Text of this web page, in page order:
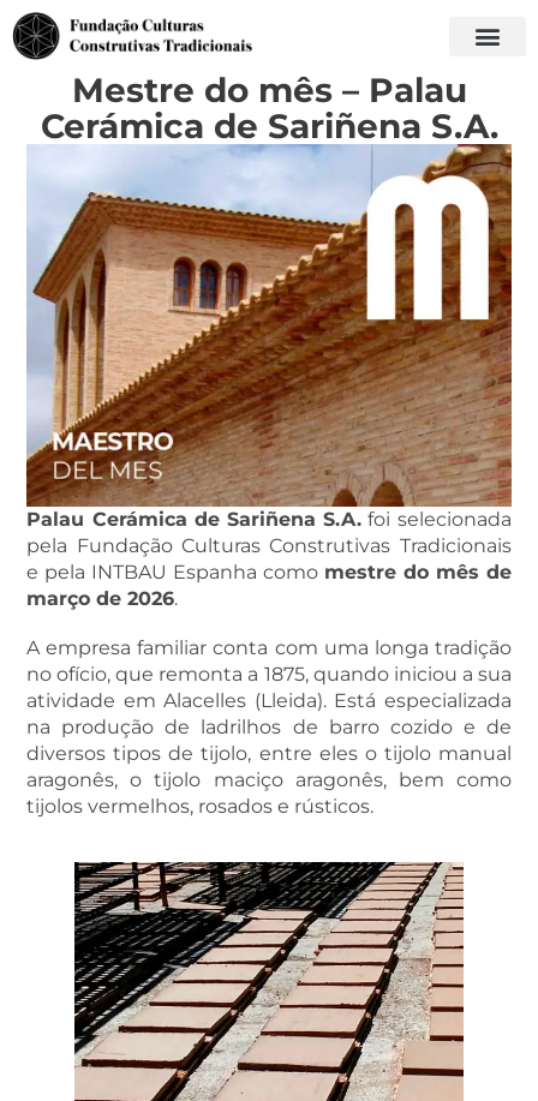
Mestre do mês – Palau
Cerámica de Sariñena S.A.
Palau Cerámica de Sariñena S.A. foi selecionada
pela Fundação Culturas Construtivas Tradicionais
e pela INTBAU Espanha como mestre do mês de
março de 2026.
A empresa familiar conta com uma longa tradição
no ofício, que remonta a 1875, quando iniciou a sua
atividade em Alacelles (Lleida). Está especializada
na produção de ladrilhos de barro cozido e de
diversos tipos de tijolo, entre eles o tijolo manual
aragonês, o tijolo maciço aragonês, bem como
tijolos vermelhos, rosados e rústicos.